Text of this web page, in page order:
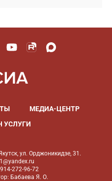
МЕДИА-ЦЕНТР
УСЛУГИ
ул. Орджоникидзе, 31.
272-96-72
Бабаева Я. О.